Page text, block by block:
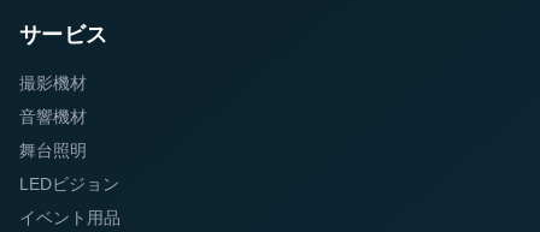
サービス
撮影機材
音響機材
舞台照明
LEDビジョン
イベント用品